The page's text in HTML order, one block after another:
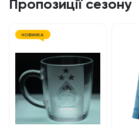
Пропозиції сезону
НОВИНКА